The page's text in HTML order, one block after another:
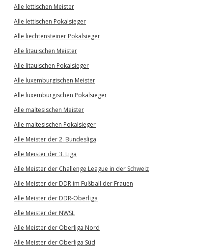
Alle lettischen Meister
Alle lettischen Pokalsieger
Alle liechtensteiner Pokalsieger
Alle litauischen Meister
Alle litauischen Pokalsieger
Alle luxemburgischen Meister
Alle luxemburgischen Pokalsieger
Alle maltesischen Meister
Alle maltesischen Pokalsieger
Alle Meister der 2. Bundesliga
Alle Meister der 3. Liga
Alle Meister der Challenge League in der Schweiz
Alle Meister der DDR im Fußball der Frauen
Alle Meister der DDR-Oberliga
Alle Meister der NWSL
Alle Meister der Oberliga Nord
Alle Meister der Oberliga Süd